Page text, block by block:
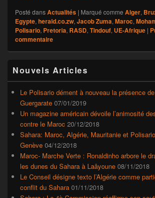
Posté dansActualités | Marqué comme Alger,
Egypte, herald.co.zw, Jacob Zuma, Maroc,
Polisario, Pretoria, RASD, Tindouf, UE-Afrique |
commentaire
principale
de
widget
barre
latérale
Nouvels Articles
Le Polisario dément à nouveau la présence
Guergarate 07/01/2019
Un magazine américain dévoile l’animosité
contre le Maroc 20/12/2018
Sahara: Maroc, Algérie, Mauritanie et
Genève 04/12/2018
Maroc- Marche Verte : Ronaldinho arbore le
les dunes du Sahara à Laâyoune 08/11/2018
Le Conseil désigne texto l’Algérie comme
conflit du Sahara 01/11/2018